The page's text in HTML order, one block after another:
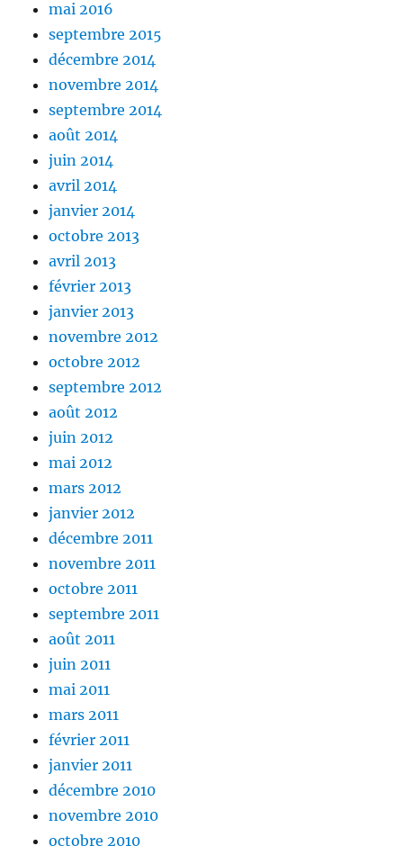
mai 2016
septembre 2015
décembre 2014
novembre 2014
septembre 2014
août 2014
juin 2014
avril 2014
janvier 2014
octobre 2013
avril 2013
février 2013
janvier 2013
novembre 2012
octobre 2012
septembre 2012
août 2012
juin 2012
mai 2012
mars 2012
janvier 2012
décembre 2011
novembre 2011
octobre 2011
septembre 2011
août 2011
juin 2011
mai 2011
mars 2011
février 2011
janvier 2011
décembre 2010
novembre 2010
octobre 2010